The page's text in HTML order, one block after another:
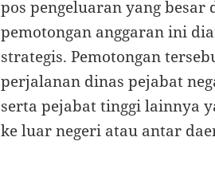
pos pengeluaran yang
pemotongan anggaran ini
strategis. Pemotongan
perjalanan dinas pejabat
serta pejabat tinggi lainnya
ke luar negeri atau antar